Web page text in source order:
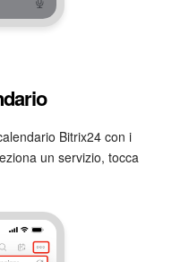
Bitrix24 con i
un servizio, tocca